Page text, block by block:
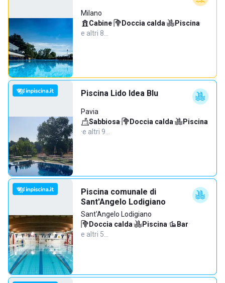
Milano
Cabine· Doccia calda· Piscina·
e altri 8…
Piscina Lido Idea Blu
Pavia
Sabbiosa· Doccia calda·
Piscina
·e altri 9…
Piscina comunale di
Sant'Angelo Lodigiano
Sant'Angelo Lodigiano
Doccia calda· Piscina· Bar·
e altri 5…